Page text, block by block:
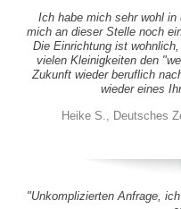
Ich habe mich sehr wohl
mich an dieser Stelle noch
Die Einrichtung ist
vielen Kleinigkeiten den
Zukunft wieder beruflich
wieder eines
Heike S., Deutsches
"Unkomplizierten Anfrage,